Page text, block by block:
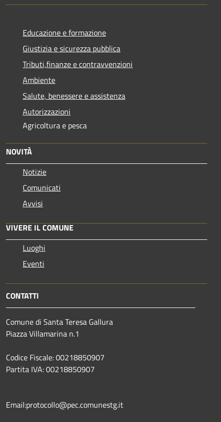
Educazione e formazione
Giustizia e sicurezza pubblica
Tributi,finanze e contravvenzioni
Ambiente
Salute, benessere e assistenza
Autorizzazioni
Agricoltura e pesca
NOVITÀ
Notizie
Comunicati
Avvisi
VIVERE IL COMUNE
Luoghi
Eventi
CONTATTI
Comune di Santa Teresa Gallura
Piazza Villamarina n.1
Codice Fiscale: 00218850907
Partita IVA: 00218850907
Email:protocollo@pec.comunestg.it